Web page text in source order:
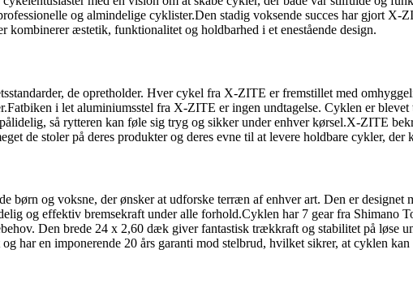
og almindelige cyklister.Den stadig voksende succes har gjort
kombinerer æstetik, funktionalitet og holdbarhed i et enestående design.
de opretholder. Hver cykel fra X-ZITE er fremstillet med
i let aluminiumsstel fra X-ZITE er ingen undtagelse. Cyklen er
så rytteren kan føle sig tryg og sikker under enhver kørsel.X-ZITE
de stoler på deres produkter og deres evne til at levere holdbare cykler, der
børn og voksne, der ønsker at udforske terræn af enhver art. Den er
og effektiv bremsekraft under alle forhold.Cyklen har 7 gear fra Shimano
Den brede 24 x 2,60 dæk giver fantastisk trækkraft og stabilitet på løse
har en imponerende 20 års garanti mod stelbrud, hvilket sikrer, at cyklen